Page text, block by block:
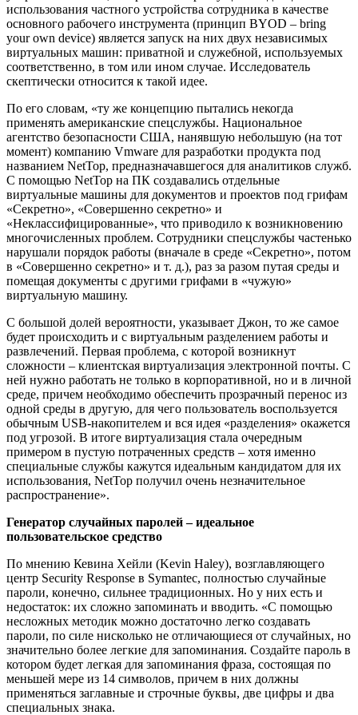
использования частного устройства сотрудника в качестве
основного рабочего инструмента (принцип BYOD – bring
your own device) является запуск на них двух независимых
виртуальных машин: приватной и служебной, используемых
соответственно, в том или ином случае. Исследователь
скептически относится к такой идее.
По его словам, «ту же концепцию пытались некогда
применять американские спецслужбы. Национальное
агентство безопасности США, нанявшую небольшую (на тот
момент) компанию Vmware для разработки продукта под
названием NetTop, предназначавшегося для аналитиков служб.
С помощью NetTop на ПК создавались отдельные
виртуальные машины для документов и проектов под грифам
«Секретно», «Совершенно секретно» и
«Неклассифицированные», что приводило к возникновению
многочисленных проблем. Сотрудники спецслужбы частенько
нарушали порядок работы (вначале в среде «Секретно», потом
в «Совершенно секретно» и т. д.), раз за разом путая среды и
помещая документы с другими грифами в «чужую»
виртуальную машину.
С большой долей вероятности, указывает Джон, то же самое
будет происходить и с виртуальным разделением работы и
развлечений. Первая проблема, с которой возникнут
сложности – клиентская виртуализация электронной почты. С
ней нужно работать не только в корпоративной, но и в личной
среде, причем необходимо обеспечить прозрачный перенос из
одной среды в другую, для чего пользователь воспользуется
обычным USB-накопителем и вся идея «разделения» окажется
под угрозой. В итоге виртуализация стала очередным
примером в пустую потраченных средств – хотя именно
специальные службы кажутся идеальным кандидатом для их
использования, NetTop получил очень незначительное
распространение».
Генератор случайных паролей – идеальное
пользовательское средство
По мнению Кевина Хейли (Kevin Haley), возглавляющего
центр Security Response в Symantec, полностью случайные
пароли, конечно, сильнее традиционных. Но у них есть и
недостаток: их сложно запоминать и вводить. «С помощью
несложных методик можно достаточно легко создавать
пароли, по силе нисколько не отличающиеся от случайных, но
значительно более легкие для запоминания. Создайте пароль в
котором будет легкая для запоминания фраза, состоящая по
меньшей мере из 14 символов, причем в них должны
применяться заглавные и строчные буквы, две цифры и два
специальных знака.